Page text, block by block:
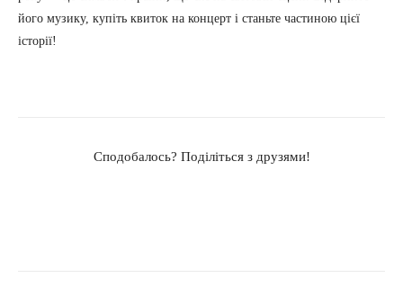
його музику, купіть квиток на концерт і станьте частиною цієї
історії!
Сподобалось? Поділіться з друзями!